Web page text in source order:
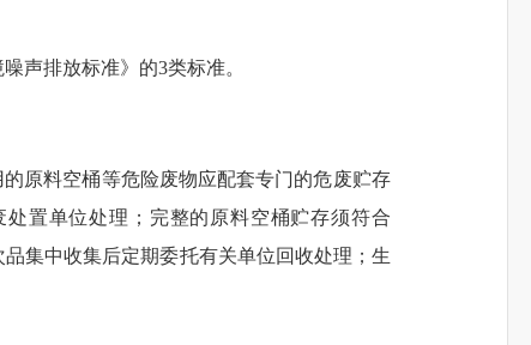
声排放标准》的3类标准。
原料空桶等危险废物应配套专门的危废贮存
处置单位处理 ；完整的 原料空桶贮存须符合
集中收集后定期委托有关单位回收处理 ；生